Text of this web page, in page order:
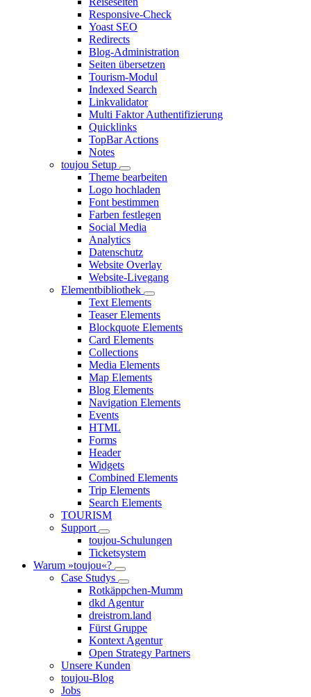
Responsive-Check
Yoast SEO
Redirects
Blog-Administration
Seiten übersetzen
Tourism-Modul
Indexed Search
Linkvalidator
Multi Faktor Authentifizierung
Quicklinks
TopBar Actions
Notes
toujou Setup
Theme bearbeiten
Logo hochladen
Font bestimmen
Farben festlegen
Social Media
Analytics
Datenschutz
Website Overlay
Website-Livegang
Elementbibliothek
Text Elements
Teaser Elements
Blockquote Elements
Card Elements
Collections
Media Elements
Map Elements
Blog Elements
Navigation Elements
Events
HTML
Forms
Header
Widgets
Combined Elements
Trip Elements
Search Elements
TOURISM
Support
toujou-Schulungen
Ticketsystem
Warum »toujou«?
Case Studys
Rotkäppchen-Mumm
dkd Agentur
dreistrom.land
Fürst Gruppe
Kontext Agentur
Open Strategy Partners
Unsere Kunden
toujou-Blog
Jobs